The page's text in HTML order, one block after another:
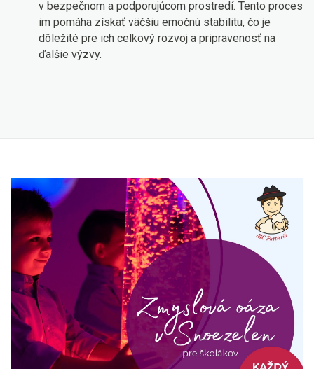
v bezpečnom a podporujúcom prostredí. Tento proces
im pomáha získať väčšiu emočnú stabilitu, čo je
dôležité pre ich celkový rozvoj a pripravenosť na
ďalšie výzvy.